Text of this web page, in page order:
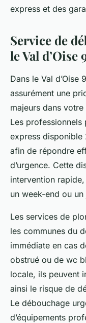
express et des
Service de
le Val d’Oise
Dans le Val
assurément une
majeurs dans
Les professionnels
express disponible
afin de répondre
d’urgence. Cette
intervention
un week-end ou
Les services de
les communes du
immédiate en cas
obstrué ou de wc
locale, ils peuvent
ainsi le risque de
Le débouchage
d’équipements